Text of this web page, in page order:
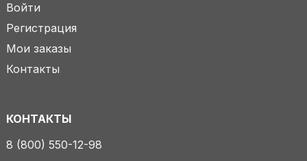
Войти
Регистрация
Мои заказы
Контакты
КОНТАКТЫ
8 (800) 550-12-98